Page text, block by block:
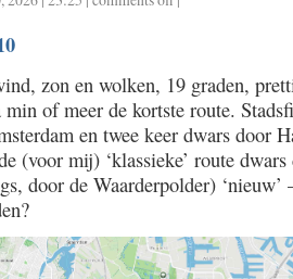
1.00
zon en wolken, 19 graden,
of meer de kortste route.
en twee keer dwars door
(voor mij) ‘klassieke’ route
door de Waarderpolder)